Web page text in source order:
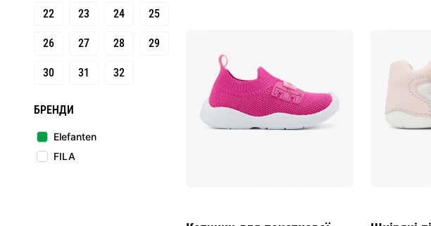
22 23 24 25
26 27 28 29
30 31 32
БРЕНДИ
Elefanten
FILA